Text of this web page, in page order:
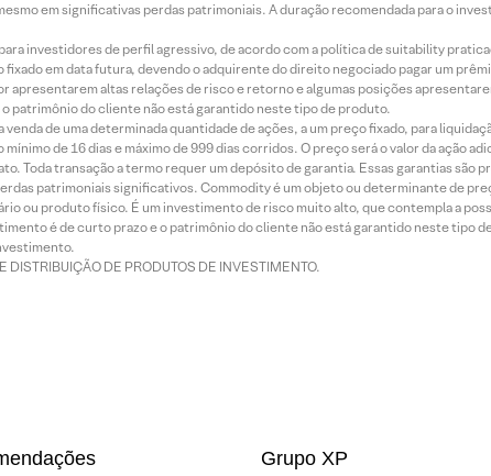
em significativas perdas patrimoniais. A duração recomendada para o
investidores de perfil agressivo, de acordo com a política de suitability
em data futura, devendo o adquirente do direito negociado pagar um
apresentarem altas relações de risco e retorno e algumas posições
patrimônio do cliente não está garantido neste tipo de produto.
de uma determinada quantidade de ações, a um preço fixado, para
de 16 dias e máximo de 999 dias corridos. O preço será o valor da ação
Toda transação a termo requer um depósito de garantia. Essas garantias são
patrimoniais significativos. Commodity é um objeto ou determinante de
ou produto físico. É um investimento de risco muito alto, que contempla a
é de curto prazo e o patrimônio do cliente não está garantido neste tipo
DISTRIBUIÇÃO DE PRODUTOS DE INVESTIMENTO.
Grupo XP